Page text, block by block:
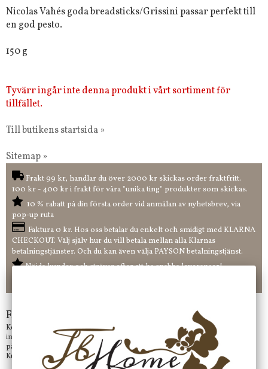
Nicolas Vahés goda breadsticks/Grissini passar perfekt till
en god pesto.
150 g
Tyvärr ingår inte denna produkt i vårt sortiment för
tillfället.
Till butikens startsida »
Sitemap »
Frakt 99 kr, handlar du över 2000 kr skickas order fraktfritt.
100 kr - 400 kr i frakt för våra "unika ting" produkter som skickas.
10 % rabatt på din första order vid anmälan av nyhetsbrev, via
pop-up ruta
Faktura 0 kr. Hos oss betalar du enkelt och smidigt med KLARNA
CHECKOUT. Välj själv hur du vill betala mellan alla Klarnas
betalningstjänster. Och du kan även välja PAYSON betalningstjänst.
Nöjda kunder och strävar efter att ha snabba leveranser!
Frågor?
Kontakta oss på
info@jbhome.seVi svarar
på mail så fort vi kan.
Kundtjänst telefontid öppet vardagar mellan 10.00 - 15.00